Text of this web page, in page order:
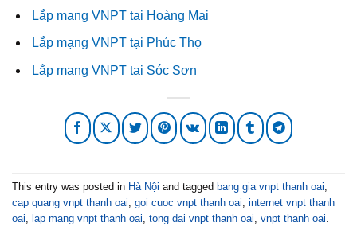
Lắp mạng VNPT tại Hoàng Mai
Lắp mạng VNPT tại Phúc Thọ
Lắp mạng VNPT tại Sóc Sơn
This entry was posted in Hà Nội and tagged bang gia vnpt thanh oai,
cap quang vnpt thanh oai, goi cuoc vnpt thanh oai, internet vnpt thanh
oai, lap mang vnpt thanh oai, tong dai vnpt thanh oai, vnpt thanh oai.